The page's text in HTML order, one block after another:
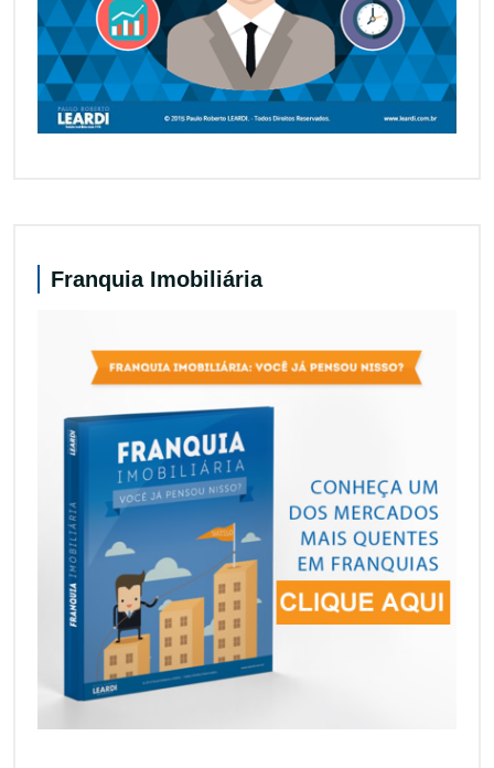
Franquia Imobiliária